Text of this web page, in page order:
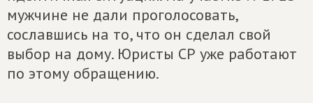
мужчине не дали проголосовать,
сославшись на то, что он сделал свой
выбор на дому. Юристы СР уже работают
по этому обращению.